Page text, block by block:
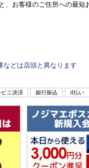
、お客様のご住所への最短
などは店頭と異なります
ビニ決済 銀行振込 d払い